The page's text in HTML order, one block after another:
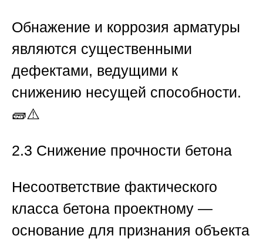
Обнажение и коррозия арматуры
являются существенными
дефектами, ведущими к
снижению несущей способности.
🧱⚠️
2.3 Снижение прочности бетона
Несоответствие фактического
класса бетона проектному —
основание для признания объекта